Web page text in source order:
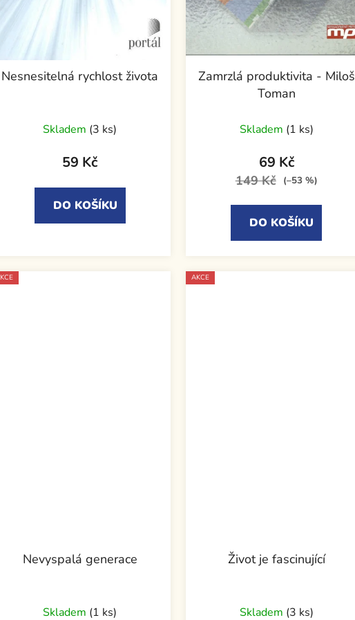
Nesnesitelná rychlost života
Skladem (3 ks)
59 Kč
DO KOŠÍKU
Zamrzlá produktivita - Miloš
Toman
Skladem (1 ks)
69 Kč
149 Kč (–53 %)
DO KOŠÍKU
Nevyspalá generace
Skladem (1 ks)
AKCE
Život je fascinující
Skladem (3 ks)